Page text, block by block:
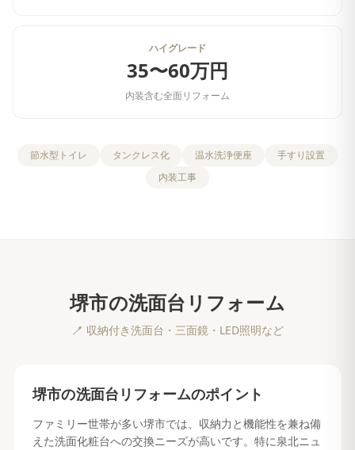
ハイグレード
35〜60万円
内装含む全面リフォーム
節水型トイレ タンクレス化 温水洗浄便座
手すり設置
内装工事
堺市の洗面台リフォーム
🪥 収納付き洗面台・三面鏡・LED照明など
堺市の洗面台リフォームのポイント
ファミリー世帯が多い堺市では、収納力と機能性を兼ね備
えた洗面化粧台への交換ニーズが高いです。特に泉北ニュ